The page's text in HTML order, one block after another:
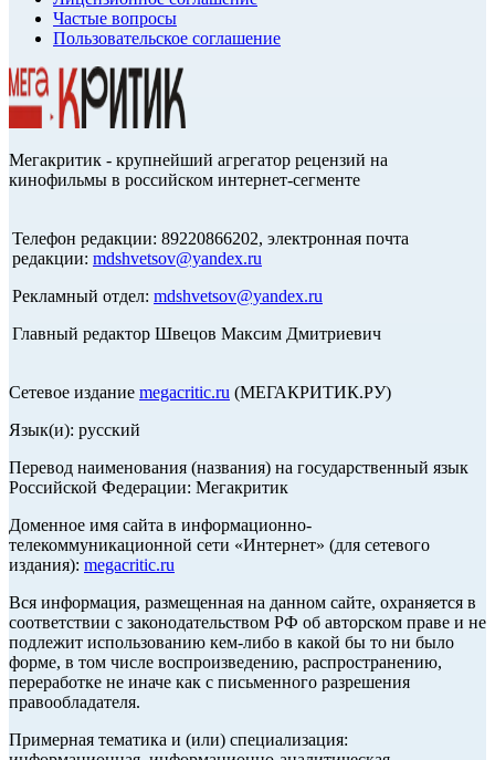
Частые вопросы
Пользовательское соглашение
Мегакритик - крупнейший агрегатор рецензий на
кинофильмы в российском интернет-сегменте
Телефон редакции: 89220866202, электронная почта
редакции: mdshvetsov@yandex.ru
Рекламный отдел: mdshvetsov@yandex.ru
Главный редактор Швецов Максим Дмитриевич
Сетевое издание megacritic.ru (МЕГАКРИТИК.РУ)
Язык(и): русский
Перевод наименования (названия) на государственный язык
Российской Федерации: Мегакритик
Доменное имя сайта в информационно-
телекоммуникационной сети «Интернет» (для сетевого
издания): megacritic.ru
Вся информация, размещенная на данном сайте, охраняется в
соответствии с законодательством РФ об авторском праве и не
подлежит использованию кем-либо в какой бы то ни было
форме, в том числе воспроизведению, распространению,
переработке не иначе как с письменного разрешения
правообладателя.
Примерная тематика и (или) специализация: